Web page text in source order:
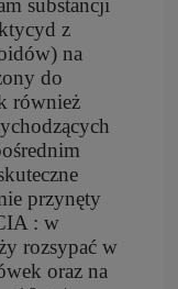
substancji
z
na
do
również
przynęty
: w
rozsypać w
oraz na